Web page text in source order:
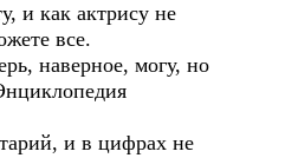
и как актрису не
все.
наверное, могу, но
и в цифрах не